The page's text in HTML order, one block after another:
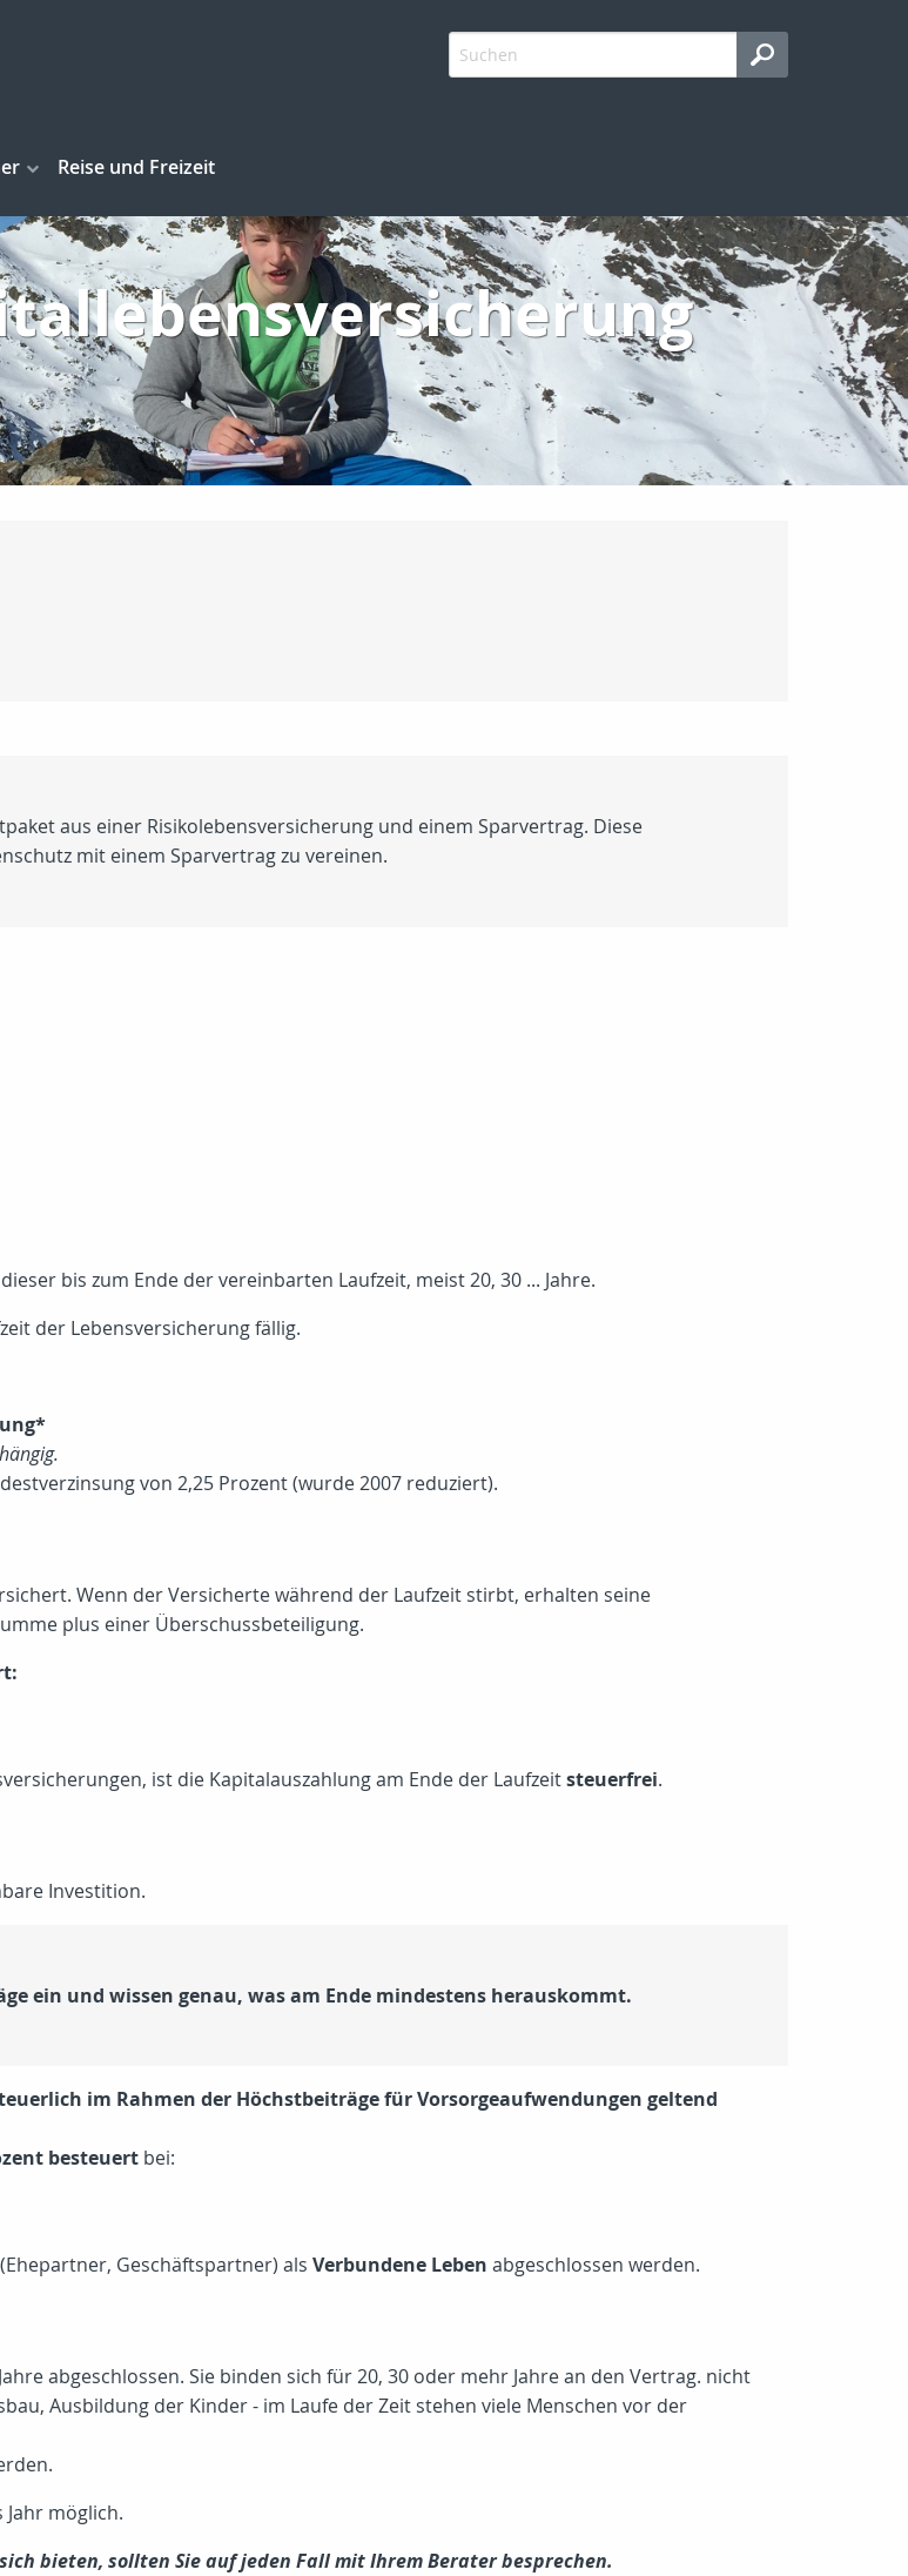
Reise und Freizeit
aus einer Risikolebensversicherung und einem Sparvertrag. Diese
mit einem Sparvertrag zu vereinen.
bis zum Ende der vereinbarten Laufzeit, meist 20, 30 ... Jahre.
der Lebensversicherung fällig.
von 2,25 Prozent (wurde 2007 reduziert).
Wenn der Versicherte während der Laufzeit stirbt, erhalten seine
plus einer Überschussbeteiligung.
ist die Kapitalauszahlung am Ende der Laufzeitsteuerfrei.
Investition.
ein und wissen genau, was am Ende mindestens herauskommt.
im Rahmen der Höchstbeiträge für Vorsorgeaufwendungen geltend
besteuert bei:
Geschäftspartner) als Verbundene Leben abgeschlossen werden.
abgeschlossen. Sie binden sich für 20, 30 oder mehr Jahre an den Vertrag. nicht
Ausbildung der Kinder - im Laufe der Zeit stehen viele Menschen vor der
möglich.
bieten, sollten Sie auf jeden Fall mit Ihrem Berater besprechen.